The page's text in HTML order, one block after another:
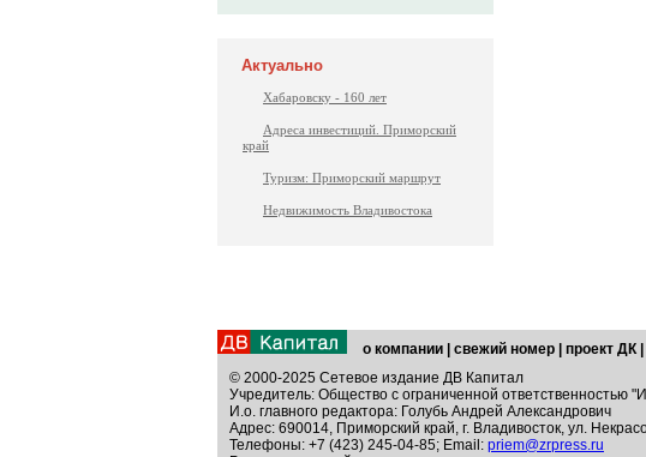
Актуально
Хабаровску - 160 лет
Адреса инвестиций. Приморский
край
Туризм: Приморский маршрут
Недвижимость Владивостока
о компании свежий номер проект ДК
© 2000-2025 Сетевое издание ДВ Капитал
Учредитель: Общество с ограниченной ответственностью
И.о. главного редактора: Голубь Андрей Александрович
Адрес: 690014, Приморский край, г. Владивосток, ул.
Телефоны: +7 (423) 245-04-85; Email: priem@zrpress.ru